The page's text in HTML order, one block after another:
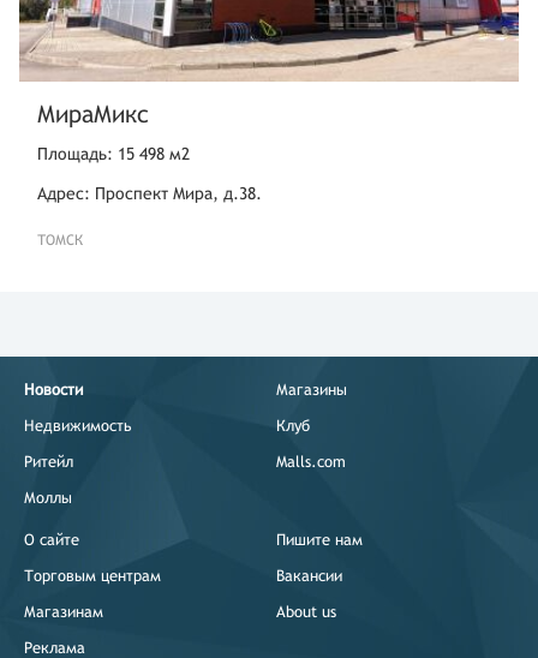
МираМикс
Площадь: 15 498 м2
Адрес: Проспект Мира, д.38.
ТОМСК
Новости
Недвижимость
Ритейл
Моллы
Магазины
Клуб
Malls.com
О сайте
Торговым центрам
Магазинам
Реклама
Пишите нам
Вакансии
About us